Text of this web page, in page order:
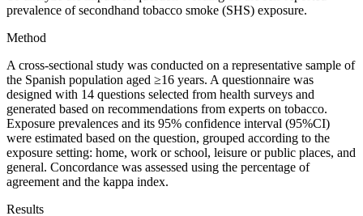
prevalence of secondhand tobacco smoke (SHS) exposure.
Method
A cross-sectional study was conducted on a representative sample of
the Spanish population aged ≥16 years. A questionnaire was
designed with 14 questions selected from health surveys and
generated based on recommendations from experts on tobacco.
Exposure prevalences and its 95% confidence interval (95%CI)
were estimated based on the question, grouped according to the
exposure setting: home, work or school, leisure or public places, and
general. Concordance was assessed using the percentage of
agreement and the kappa index.
Results